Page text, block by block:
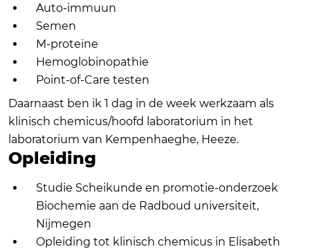
Auto-immuun
Semen
M-proteïne
Hemoglobinopathie
Point-of-Care testen
Daarnaast ben ik 1 dag in de week werkzaam als
klinisch chemicus/hoofd laboratorium in het
laboratorium van Kempenhaeghe, Heeze.
Opleiding
Studie Scheikunde en promotie-onderzoek
Biochemie aan de Radboud universiteit,
Nijmegen
Opleiding tot klinisch chemicus in Elisabeth